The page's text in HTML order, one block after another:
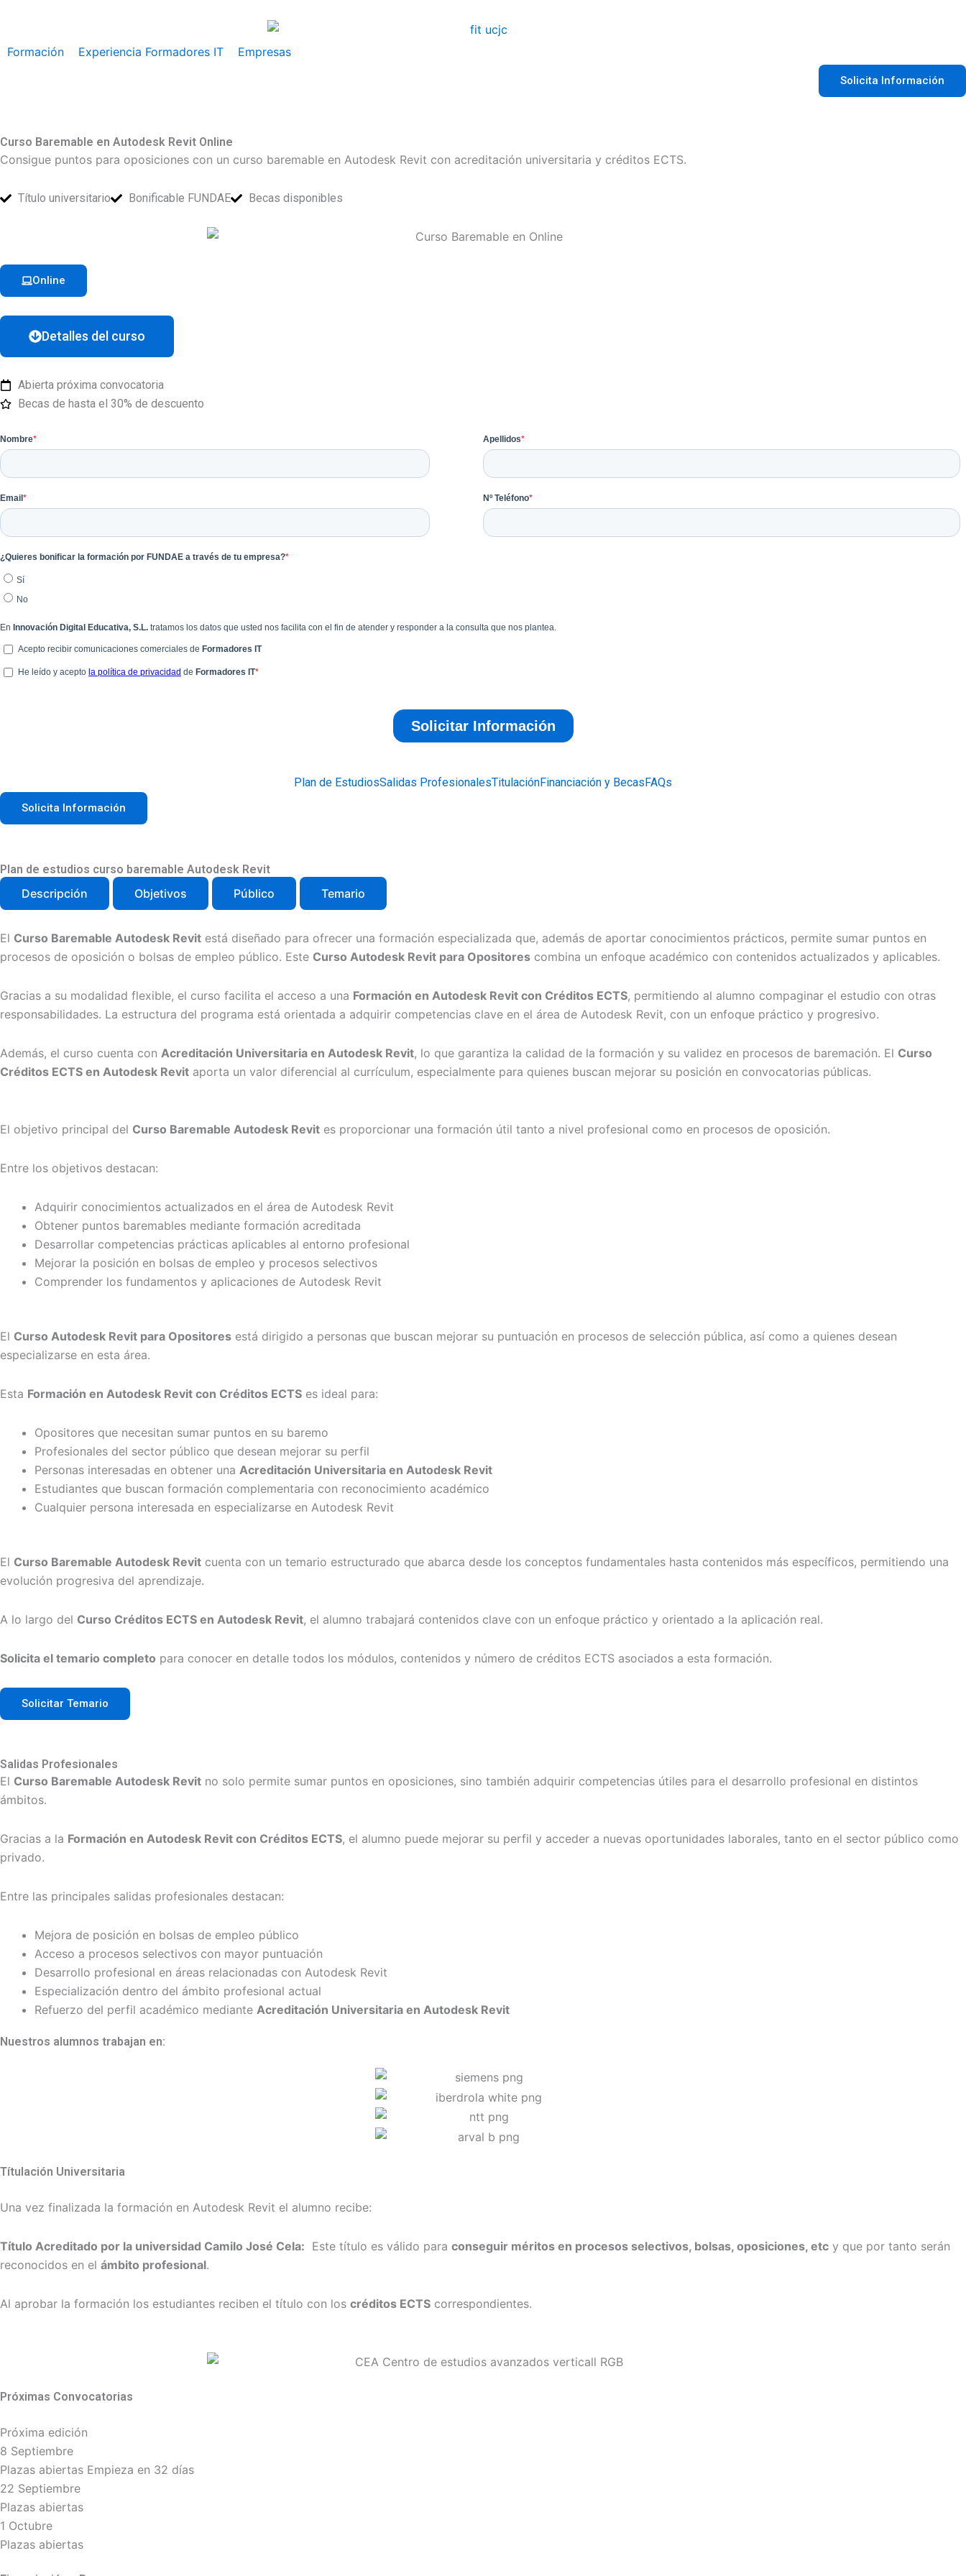
contenido
Formación Experiencia Formadores IT Empresas
Solicita Información
Curso Baremable en Autodesk Revit Online
Consigue puntos para oposiciones con un curso baremable en Autodesk Revit con acreditación universitaria y créditos ECTS.
Título universitario Bonificable FUNDAE Becas disponibles
Online
Detalles del curso
Abierta próxima convocatoria
Becas de hasta el 30% de descuento
Plan de EstudiosSalidas ProfesionalesTitulaciónFinanciación y Becas FAQs
Solicita Información
Plan de estudios curso baremable Autodesk Revit
Descripción Objetivos Público Temario
El Curso Baremable Autodesk Revit está diseñado para ofrecer una formación especializada que, además de aportar conocimientos prácticos, permite sumar puntos en
procesos de oposición o bolsas de empleo público. Este Curso Autodesk Revit para Opositores combina un enfoque académico con contenidos actualizados y aplicables.
Gracias a su modalidad flexible, el curso facilita el acceso a una Formación en Autodesk Revit con Créditos ECTS, permitiendo al alumno compaginar el estudio con otras
responsabilidades. La estructura del programa está orientada a adquirir competencias clave en el área de Autodesk Revit, con un enfoque práctico y progresivo.
Además, el curso cuenta con Acreditación Universitaria en Autodesk Revit, lo que garantiza la calidad de la formación y su validez en procesos de baremación. El Curso
Créditos ECTS en Autodesk Revit aporta un valor diferencial al currículum, especialmente para quienes buscan mejorar su posición en convocatorias públicas.
El objetivo principal del Curso Baremable Autodesk Revit es proporcionar una formación útil tanto a nivel profesional como en procesos de oposición.
Entre los objetivos destacan:
Adquirir conocimientos actualizados en el área de Autodesk Revit
Obtener puntos baremables mediante formación acreditada
Desarrollar competencias prácticas aplicables al entorno profesional
Mejorar la posición en bolsas de empleo y procesos selectivos
Comprender los fundamentos y aplicaciones de Autodesk Revit
El Curso Autodesk Revit para Opositores está dirigido a personas que buscan mejorar su puntuación en procesos de selección pública, así como a quienes desean
especializarse en esta área.
Esta Formación en Autodesk Revit con Créditos ECTS es ideal para:
Opositores que necesitan sumar puntos en su baremo
Profesionales del sector público que desean mejorar su perfil
Personas interesadas en obtener una Acreditación Universitaria en Autodesk Revit
Estudiantes que buscan formación complementaria con reconocimiento académico
Cualquier persona interesada en especializarse en Autodesk Revit
El Curso Baremable Autodesk Revit cuenta con un temario estructurado que abarca desde los conceptos fundamentales hasta contenidos más específicos, permitiendo una
evolución progresiva del aprendizaje.
A lo largo del Curso Créditos ECTS en Autodesk Revit, el alumno trabajará contenidos clave con un enfoque práctico y orientado a la aplicación real.
Solicita el temario completo para conocer en detalle todos los módulos, contenidos y número de créditos ECTS asociados a esta formación.
Solicitar Temario
Salidas Profesionales
El Curso Baremable Autodesk Revit no solo permite sumar puntos en oposiciones, sino también adquirir competencias útiles para el desarrollo profesional en distintos
ámbitos.
Gracias a la Formación en Autodesk Revit con Créditos ECTS, el alumno puede mejorar su perfil y acceder a nuevas oportunidades laborales, tanto en el sector público como
privado.
Entre las principales salidas profesionales destacan:
Mejora de posición en bolsas de empleo público
Acceso a procesos selectivos con mayor puntuación
Desarrollo profesional en áreas relacionadas con Autodesk Revit
Especialización dentro del ámbito profesional actual
Refuerzo del perfil académico mediante Acreditación Universitaria en Autodesk Revit
Nuestros alumnos trabajan en:
Títulación Universitaria
Una vez finalizada la formación en Autodesk Revit el alumno recibe:
Título Acreditado por la universidad Camilo José Cela: Este título es válido para conseguir méritos en procesos selectivos, bolsas, oposiciones, etc y que por tanto serán
reconocidos en el ámbito profesional.
Al aprobar la formación los estudiantes reciben el título con los créditos ECTS correspondientes.
Próximas Convocatorias
Próxima edición
8 Septiembre
Plazas abiertas Empieza en 32 días
22 Septiembre
Plazas abiertas
1 Octubre
Plazas abiertas